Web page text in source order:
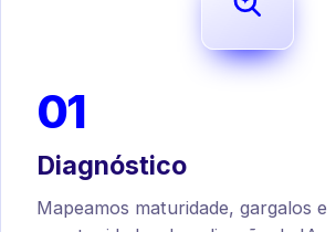
01
Diagnóstico
Mapeamos maturidade, gargalos e